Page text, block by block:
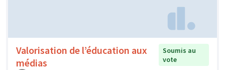
Valorisation de l’éducation aux
médias
Soumis au
vote